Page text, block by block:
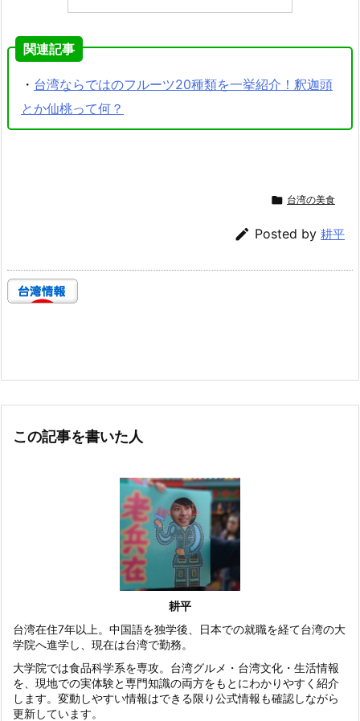
関連記事
・ 台湾ならではのフルーツ20種類を一挙紹介！釈迦頭
とか仙桃って何？
 台湾の美食
 Posted by 耕平
この記事を書いた人
耕平
台湾在住7年以上。中国語を独学後、日本での就職を経て台湾の大
学院へ進学し、現在は台湾で勤務。
大学院では食品科学系を専攻。台湾グルメ・台湾文化・生活情報
を、現地での実体験と専門知識の両方をもとにわかりやすく紹介
します。変動しやすい情報はできる限り公式情報も確認しながら
更新しています。